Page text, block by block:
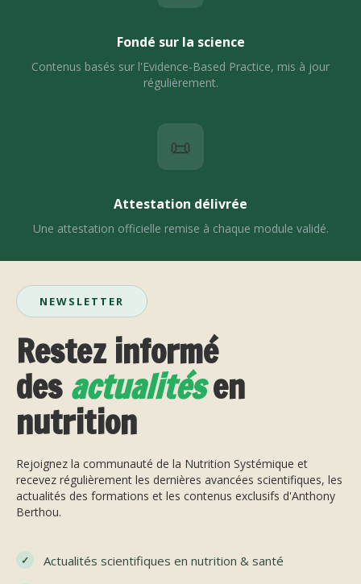
Fondé sur la science
Contenus basés sur l'Evidence-Based Practice, mis à jour
régulièrement.
📜
Attestation délivrée
Une attestation officielle remise à chaque module validé.
NEWSLETTER
Restez informé
desactualitésen
nutrition
Rejoignez la communauté de la Nutrition Systémique et
recevez régulièrement les dernières avancées scientifiques, les
actualités des formations et les contenus exclusifs d'Anthony
Berthou.
Actualités scientifiques en nutrition & santé